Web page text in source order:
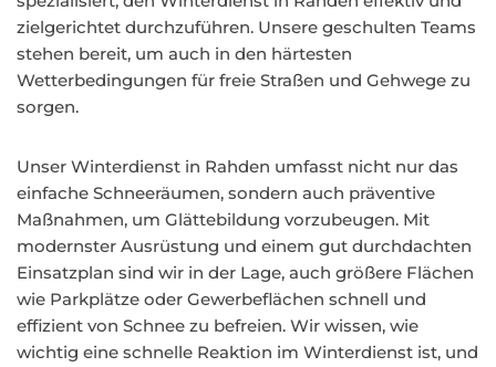
zielgerichtet durchzuführen. Unsere geschulten Teams
stehen bereit, um auch in den härtesten
Wetterbedingungen für freie Straßen und Gehwege zu
sorgen.
Unser Winterdienst in Rahden umfasst nicht nur das
einfache Schneeräumen, sondern auch präventive
Maßnahmen, um Glättebildung vorzubeugen. Mit
modernster Ausrüstung und einem gut durchdachten
Einsatzplan sind wir in der Lage, auch größere Flächen
wie Parkplätze oder Gewerbeflächen schnell und
effizient von Schnee zu befreien. Wir wissen, wie
wichtig eine schnelle Reaktion im Winterdienst ist, und